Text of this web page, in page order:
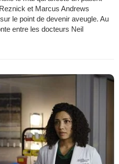
et Marcus Andrews
le point de devenir aveugle. Au
entre les docteurs Neil